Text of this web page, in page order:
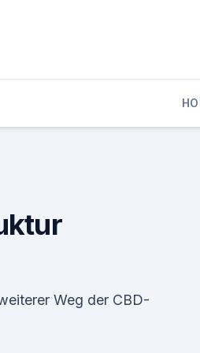
Weg der CBD-